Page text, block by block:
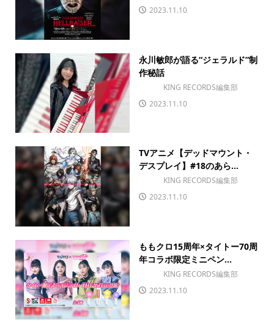
2023.11.10
永川敏郎が語る“ジェラルド”制
作秘話
KING RECORDS編集部
2023.11.10
TVアニメ【デッドマウント・
デスプレイ】#18のあら...
KING RECORDS編集部
2023.11.10
ももクロ15周年×タイトー70周
年コラボ限定ミニペン...
KING RECORDS編集部
2023.11.10